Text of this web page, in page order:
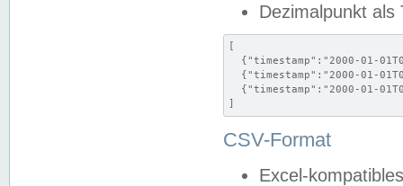
Dezimalpunkt als
[
{"timestamp":"2000-01-
{"timestamp":"2000-01-
{"timestamp":"2000-01-
]
CSV-Format
Excel-